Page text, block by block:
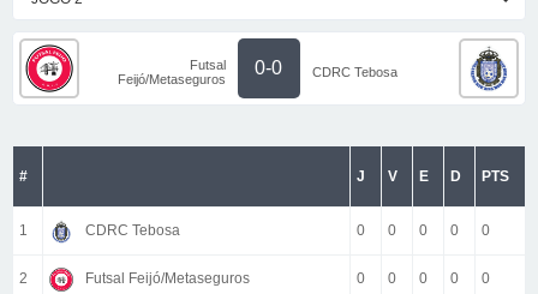
Futsal
Feijó/Metaseguros
0-0 CDRC Tebosa
# J V E D PTS
1 CDRC Tebosa 0 0 0 0 0
2 Futsal Feijó/Metaseguros 0 0 0 0 0